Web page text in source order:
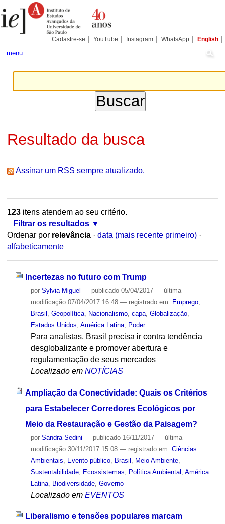
para
conteúdo.
Pessoais
Cadastre-se YouTube Instagram WhatsApp English
menu
Resultado da busca
Assinar um RSS sempre atualizado.
123itens atendem ao seu critério.
Filtrar os resultados
Ordenar por relevância · data (mais recente primeiro) ·
alfabeticamente
Incertezas no futuro com Trump
por Sylvia Miguel — publicado05/04/2017 — última
modificação07/04/2017 16:48 — registrado em: Emprego,
Brasil
Geopolítica, Nacionalismo, capa, Globalização,
Estados Unidos América Latina, Poder
Para analistas, Brasil precisa ir contra tendência
desglobalizante e promover abertura e
regulamentação de seus mercados
Localizado em NOTÍCIAS
Ampliação da Conectividade: Quais os Critérios
para Estabelecer Corredores Ecológicos por
Meio da Restauração e Gestão da Paisagem?
por Sandra Sedini — publicado16/11/2017 — última
modificação30/11/2017 15:08 — registrado em: Ciências
Ambientais
Evento público, Brasil Meio Ambiente,
Sustentabilidade, Ecossistemas Política Ambiental América
Latina, Biodiversidade, Governo
Localizado em EVENTOS
Liberalismo e tensões populares marcam